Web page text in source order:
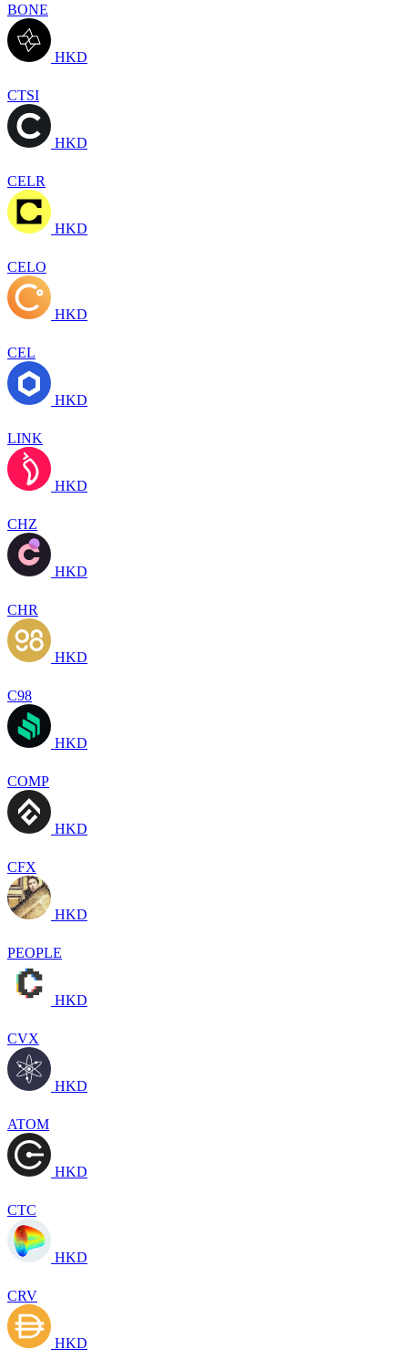
BONE
HKD
CTSI
HKD
CELR
HKD
CELO
HKD
CEL
HKD
LINK
HKD
CHZ
HKD
CHR
HKD
C98
HKD
COMP
HKD
CFX
HKD
PEOPLE
HKD
CVX
HKD
ATOM
HKD
CTC
HKD
CRV
HKD